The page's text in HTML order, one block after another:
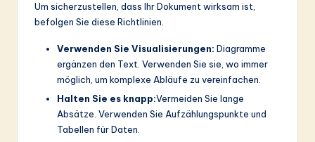
Um sicherzustellen, dass Ihr Dokument wirksam ist,
befolgen Sie diese Richtlinien.
Verwenden Sie Visualisierungen: Diagramme
ergänzen den Text. Verwenden Sie sie, wo immer
möglich, um komplexe Abläufe zu vereinfachen.
Halten Sie es knapp:Vermeiden Sie lange
Absätze. Verwenden Sie Aufzählungspunkte und
Tabellen für Daten.